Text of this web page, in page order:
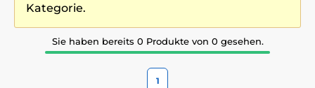
Kategorie.
Sie haben bereits 0 Produkte von 0 gesehen.
1